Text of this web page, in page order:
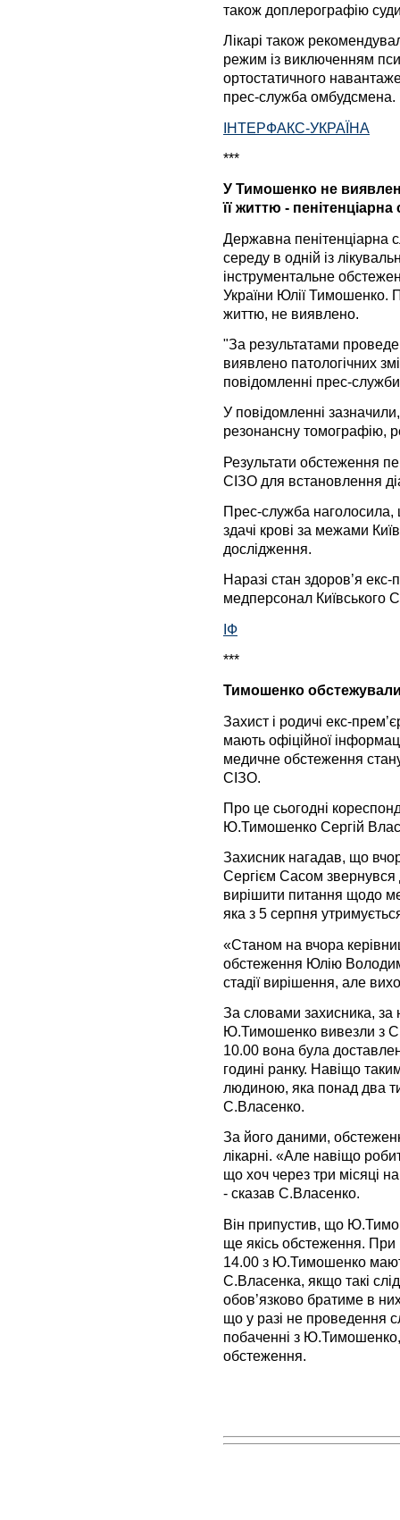
також доплерографію
Лікарі також
режим із виключенням
ортостатичного
прес-служба омбудсмена.
IНТЕРФАКС-УКРАЇНА
***
У Тимошенко не
її життю -
Державна пенітенціарна
середу в одній із
інструментальне
України Юлії Тимошенко.
життю, не виявлено.
"За результатами
виявлено патологічних
повідомленні прес-
У повідомленні
резонансну томографію,
Результати обстеження
СІЗО для встановлення
Прес-служба
здачі крові за межами
дослідження.
Наразі стан здоров’я
медперсонал Київського
ІФ
***
Тимошенко обстежували
Захист і родичі екс-
мають офіційної
медичне обстеження
СІЗО.
Про це сьогодні
Ю.Тимошенко Сергій
Захисник нагадав, що
Сергієм Сасом
вирішити питання щодо
яка з 5 серпня
«Станом на вчора
обстеження Юлію
стадії вирішення, але
За словами захисника, за
Ю.Тимошенко вивезли з
10.00 вона була
годині ранку. Навіщо
людиною, яка понад два
С.Власенко.
За його даними,
лікарні. «Але навіщо
що хоч через три місяці
- сказав С.Власенко.
Він припустив, що
ще якісь обстеження. При
14.00 з Ю.Тимошенко
С.Власенка, якщо такі
обов’язково братиме в
що у разі не проведення
побаченні з Ю.Тимошенко,
обстеження.